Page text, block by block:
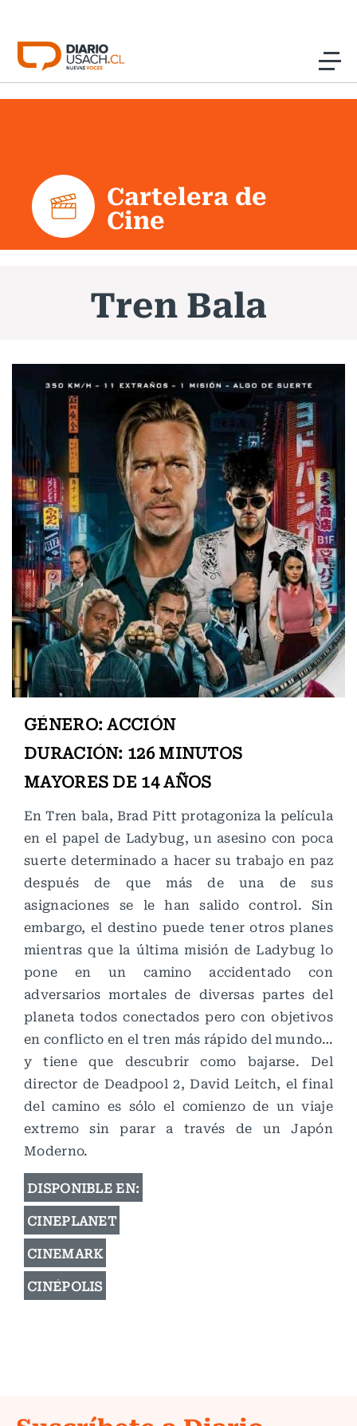
Click acá para ir directamente al contenido
Cultura
Programas Radio y TV Usach
Cartelera de
Cine
Tren Bala
GÉNERO: ACCIÓN
DURACIÓN: 126 MINUTOS
MAYORES DE 14 AÑOS
En Tren bala, Brad Pitt protagoniza la película
en el papel de Ladybug, un asesino con poca
suerte determinado a hacer su trabajo en paz
después de que más de una de sus
asignaciones se le han salido control. Sin
embargo, el destino puede tener otros planes
mientras que la última misión de Ladybug lo
pone en un camino accidentado con
adversarios mortales de diversas partes del
planeta todos conectados pero con objetivos
en conflicto en el tren más rápido del mundo…
y tiene que descubrir como bajarse. Del
director de Deadpool 2, David Leitch, el final
del camino es sólo el comienzo de un viaje
extremo sin parar a través de un Japón
Moderno.
DISPONIBLE EN:
CINEPLANET
CINEMARK
CINÉPOLIS